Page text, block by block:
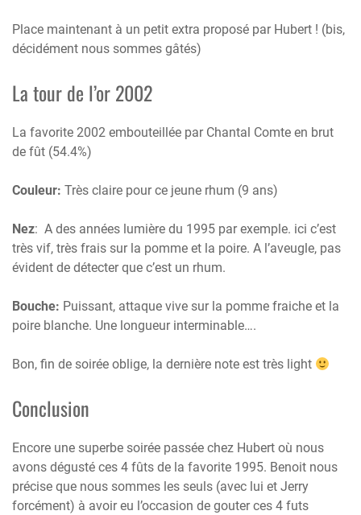
Place maintenant à un petit extra proposé par Hubert ! (bis,
décidément nous sommes gâtés)
La tour de l’or 2002
La favorite 2002 embouteillée par Chantal Comte en brut
de fût (54.4%)
Couleur: Très claire pour ce jeune rhum (9 ans)
Nez: A des années lumière du 1995 par exemple. ici c’est
très vif, très frais sur la pomme et la poire. A l’aveugle, pas
évident de détecter que c’est un rhum.
Bouche: Puissant, attaque vive sur la pomme fraiche et la
poire blanche. Une longueur interminable….
Bon, fin de soirée oblige, la dernière note est très light
Conclusion
Encore une superbe soirée passée chez Hubert où nous
avons dégusté ces 4 fûts de la favorite 1995. Benoit nous
précise que nous sommes les seuls (avec lui et Jerry
forcément) à avoir eu l’occasion de gouter ces 4 futs